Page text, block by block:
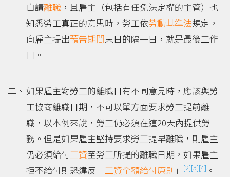
自請離職 ，且雇主（包括有任免決定權的主管）也
知悉勞工真正的意思時，勞工依勞動基準法規定，
向雇主提出預告期間末日的隔一日，就是最後工作
日。
如果雇主對勞工的離職日有不同意見時，應該與勞
工協商離職日期，不可以單方面要求勞工提前離
職，以本例來說，勞工仍必須在這20天內提供勞
務。但是如果雇主堅持要求勞工提早離職，則雇主
仍必須給付工資至勞工所提的離職日期，如果雇主
拒不給付則恐違反「工資全額給付原則 」 [2][3][4] 。